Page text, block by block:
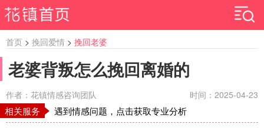
首页 > 挽回爱情 > 挽回老婆
老婆背叛怎么挽回离婚的
作者：花镇情感咨询团队 时间：2025-04-23
相关服务 遇到情感问题，点击获取专业分析